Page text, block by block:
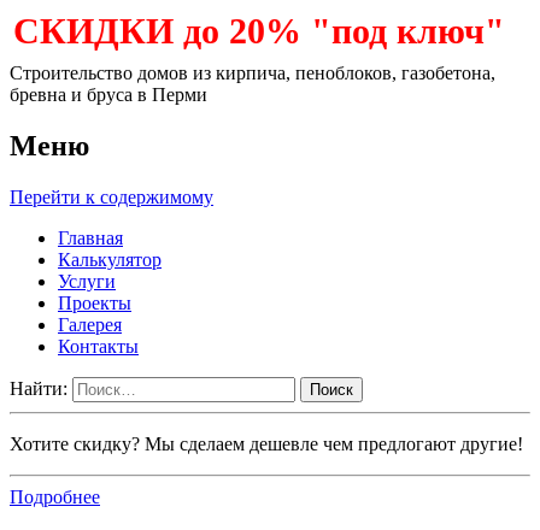
СКИДКИ до 20% "под ключ"
Строительство домов из кирпича, пеноблоков, газобетона,
бревна и бруса в Перми
Меню
Перейти к содержимому
Главная
Калькулятор
Услуги
Проекты
Галерея
Контакты
Найти:
Хотите скидку? Мы сделаем дешевле чем предлогают другие!
Подробнее